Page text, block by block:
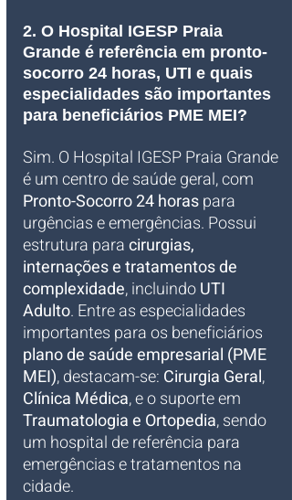
2. O Hospital IGESP Praia
Grande é referência em pronto-
socorro 24 horas, UTI e quais
especialidades são importantes
para beneficiários PME MEI?
Sim. O Hospital IGESP Praia Grande
é um centro de saúde geral, com
Pronto-Socorro 24 horas para
urgências e emergências. Possui
estrutura para cirurgias,
internações e tratamentos de
complexidade, incluindo UTI
Adulto. Entre as especialidades
importantes para os beneficiários
plano de saúde empresarial (PME
MEI), destacam-se: Cirurgia Geral,
Clínica Médica, e o suporte em
Traumatologia e Ortopedia, sendo
um hospital de referência para
emergências e tratamentos na
cidade.